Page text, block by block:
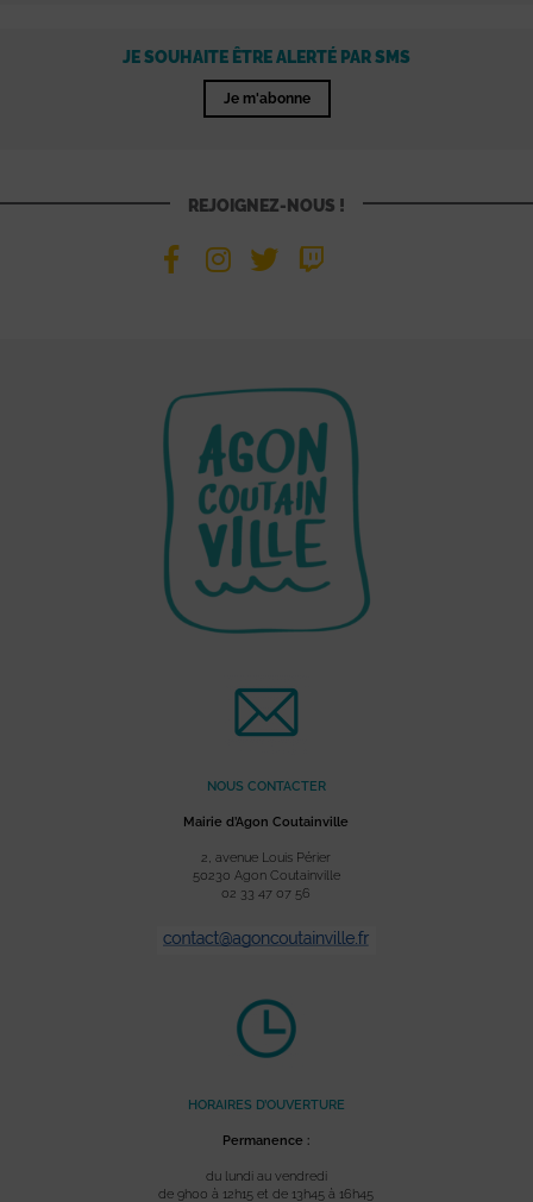
JE SOUHAITE ÊTRE ALERTÉ PAR SMS
Je m'abonne
REJOIGNEZ-NOUS !
NOUS CONTACTER
Mairie d’Agon Coutainville
2, avenue Louis Périer
50230 Agon Coutainville
02 33 47 07 56
HORAIRES D’OUVERTURE
Permanence :
du lundi au vendredi
de 9h00 à 12h15 et de 13h45 à 16h45